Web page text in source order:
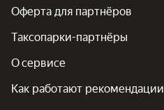
Оферта для партнёров
Таксопарки-партнёры
О сервисе
Как работают рекомендации